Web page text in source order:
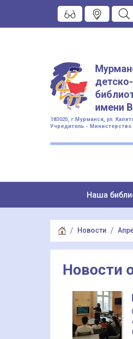
имени
183025, г.Мурманск, ул.
Учредитель - Министерство
Наша
Новости
Новости